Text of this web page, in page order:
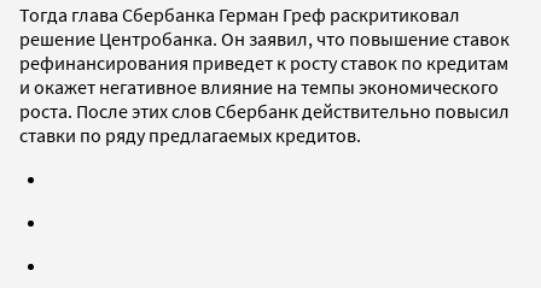
Тогда глава Сбербанка Герман Греф раскритиковал
решение Центробанка. Он заявил, что повышение ставок
рефинансирования приведет к росту ставок по кредитам
и окажет негативное влияние на темпы экономического
роста. После этих слов Сбербанк действительно повысил
ставки по ряду предлагаемых кредитов.